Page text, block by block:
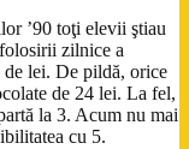
’90 toţi elevii ştiau
zilnice a
de lei. De pildă, orice
de 24 lei. La fel,
la 3. Acum nu mai
cu 5.